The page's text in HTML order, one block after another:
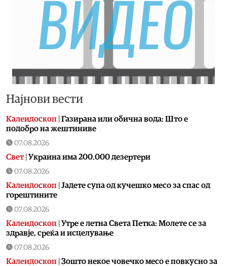
Најнови вести
Калеидоскоп | Газирана или обична вода: Што е
подобро на жештиниве
07.08.2026
Свет| Украина има 200.000 дезертери
07.08.2026
Калеидоскоп | Jадете супа од кучешко месо за спас од
горештините
07.08.2026
Калеидоскоп | Утре е летна Света Петка: Молете се за
здравје, среќа и исцелување
07.08.2026
Калеидоскоп | Зошто некое човечко месо е повкусно за